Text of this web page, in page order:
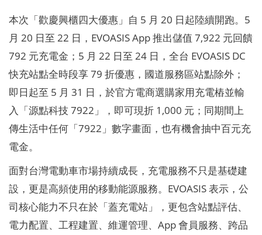
本次「歡慶興櫃四大優惠」自 5 月 20 日起陸續開跑。5
月 20 日至 22 日，EVOASIS App 推出儲值 7,922 元回饋
792 元充電金；5 月 22 日至 24 日，全台 EVOASIS DC
快充站點全時段享 79 折優惠，國道服務區站點除外；
即日起至 5 月 31 日，於官方電商選購家用充電樁並輸
入「源點科技 7922」，即可現折 1,000 元；同期間上
傳生活中任何「7922」數字畫面，也有機會抽中百元充
電金。
面對台灣電動車市場持續成長，充電服務不只是基礎建
設，更是高頻使用的移動能源服務。EVOASIS 表示，公
司核心能力不只在於「蓋充電站」，更包含站點評估、
電力配置、工程建置、維運管理、App 會員服務、跨品